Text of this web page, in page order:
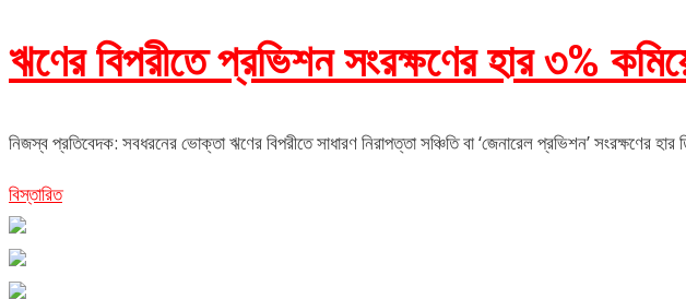
ঋণের বিপরীতে প্রভিশন সংরক্ষণের হার ৩%
নিজস্ব প্রতিবেদক: সবধরনের ভোক্তা ঋণের বিপরীতে সাধারণ নিরাপত্তা সঞ্চিতি বা ‘জেনারেল প্রভিশন’ সংরক্ষণের
বিস্তারিত